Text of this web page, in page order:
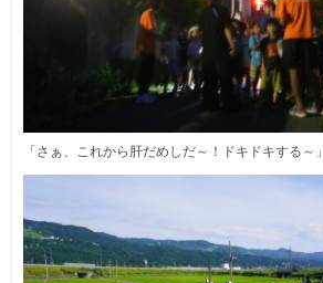
「さぁ、これから肝だめしだ～！ドキドキする～」